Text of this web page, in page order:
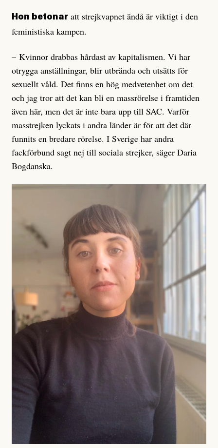
Hon betonar att strejkvapnet ändå är viktigt i den
feministiska kampen.
– Kvinnor drabbas hårdast av kapitalismen. Vi har
otrygga anställningar, blir utbrända och utsätts för
sexuellt våld. Det finns en hög medvetenhet om det
och jag tror att det kan bli en massrörelse i framtiden
även här, men det är inte bara upp till SAC. Varför
masstrejken lyckats i andra länder är för att det där
funnits en bredare rörelse. I Sverige har andra
fackförbund sagt nej till sociala strejker, säger Daria
Bogdanska.